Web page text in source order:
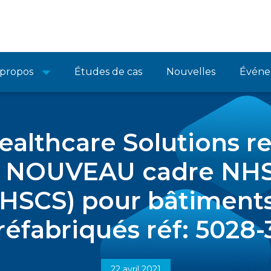
Études de cas Nouvelles
Solutions
cadre
pour
réf: 5028-